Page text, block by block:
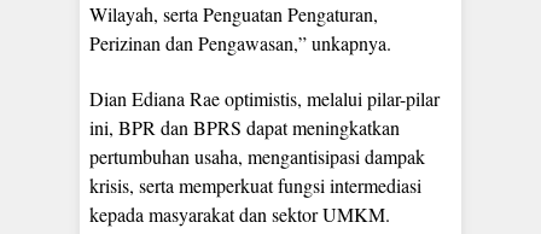
Wilayah, serta Penguatan Pengaturan,
Perizinan dan Pengawasan,” unkapnya.
Dian Ediana Rae optimistis, melalui pilar-pilar
ini, BPR dan BPRS dapat meningkatkan
pertumbuhan usaha, mengantisipasi dampak
krisis, serta memperkuat fungsi intermediasi
kepada masyarakat dan sektor UMKM.